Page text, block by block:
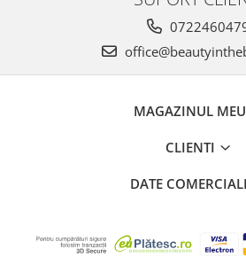
MAGAZINUL MEU
CLIENTI
DATE